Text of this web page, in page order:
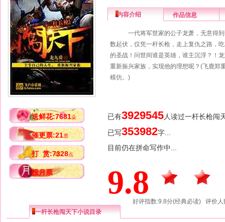
送鲜花:7681朵
催更票:21票
打 赏:7328点
投月票
内容介绍 作品信息
一代将军世家的公子龙萧，无意得到
数起伏，仅凭一杆长枪，走上复仇之路，
的圣战！问世间谁是英雄，谁主沉浮？！
重新振兴家族，实现他的理想呢？(飞鹿郑
模仿。)
已有3929545人读过一杆长枪闯
已写353982字...
目前仍在拼命写作中...
9.8
好评指数:9.8分(经典必读) 评价人
一杆长枪闯天下小说目录